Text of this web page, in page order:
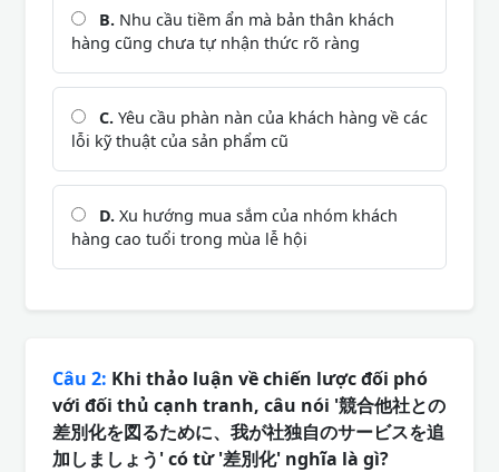
B. Nhu cầu tiềm ẩn mà bản thân khách
hàng cũng chưa tự nhận thức rõ ràng
C. Yêu cầu phàn nàn của khách hàng về các
lỗi kỹ thuật của sản phẩm cũ
D. Xu hướng mua sắm của nhóm khách
hàng cao tuổi trong mùa lễ hội
Câu 2: Khi thảo luận về chiến lược đối phó
với đối thủ cạnh tranh, câu nói '競合他社との
差別化を図るために、我が社独自のサービスを追
加しましょう' có từ '差別化' nghĩa là gì?